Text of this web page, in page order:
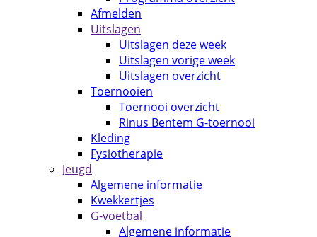
Afmelden
Uitslagen
Uitslagen deze week
Uitslagen vorige week
Uitslagen overzicht
Toernooien
Toernooi overzicht
Rinus Bentem G-toernooi
Kleding
Fysiotherapie
Jeugd
Algemene informatie
Kwekkertjes
G-voetbal
Algemene informatie